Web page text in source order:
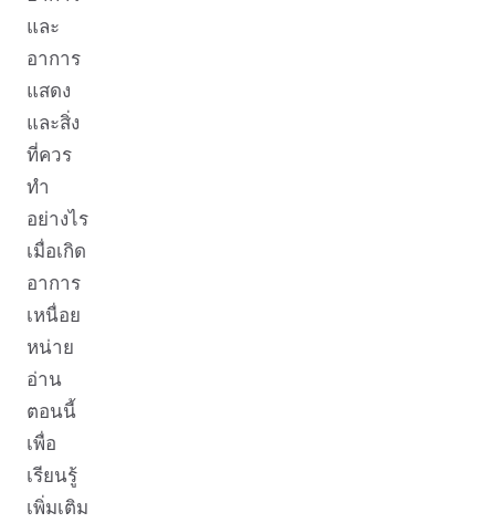
และ
อาการ
แสดง
และสิ่ง
ที่ควร
ทำ
อย่างไร
เมื่อเกิด
อาการ
เหนื่อย
หน่าย
อ่าน
ตอนนี้
เพื่อ
เรียนรู้
เพิ่มเติม